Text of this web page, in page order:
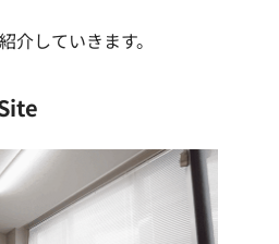
介していきます。